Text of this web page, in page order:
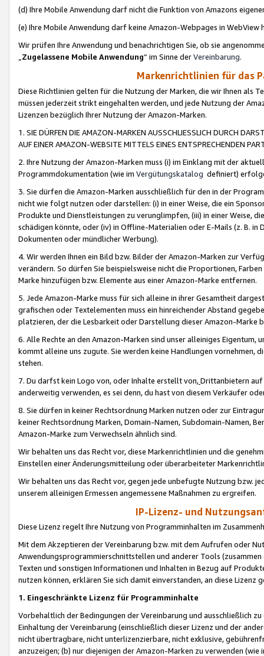
(d) Ihre Mobile Anwendung darf nicht die Funktion von Amazons
(e) Ihre Mobile Anwendung darf keine Amazon-Webpages in WebView
Wir prüfen Ihre Anwendung und benachrichtigen Sie, ob sie
„Zugelassene Mobile Anwendung“ im Sinne derVereinbarung.
Markenrichtlinien für das
Diese Richtlinien gelten für die Nutzung der Marken, die wir Ihnen als
müssen jederzeit strikt eingehalten werden, und jede Nutzung der
Lizenzen bezüglich Ihrer Nutzung der Amazon-Marken.
1. SIE DÜRFEN DIE AMAZON-MARKEN AUSSCHLIESSLICH DURCH
AUF EINER AMAZON-WEBSITE MITTELS EINES ENTSPRECHENDEN
2. Ihre Nutzung der Amazon-Marken muss (i) im Einklang mit der
Programmdokumentation (wie im Vergütungskatalog definiert)
3. Sie dürfen die Amazon-Marken ausschließlich für den in der
nicht wie folgt nutzen oder darstellen: (i) in einer Weise, die ein
Produkte und Dienstleistungen zu verunglimpfen, (iii) in einer Weise,
schädigen könnte, oder (iv) in Offline-Materialien oder E-Mails (z. B. in
Dokumenten oder mündlicher Werbung).
4. Wir werden Ihnen ein Bild bzw. Bilder der Amazon-Marken zur
verändern. So dürfen Sie beispielsweise nicht die Proportionen,
Marke hinzufügen bzw. Elemente aus einer Amazon-Marke entfernen.
5. Jede Amazon-Marke muss für sich alleine in ihrer Gesamtheit
grafischen oder Textelementen muss ein hinreichender Abstand
platzieren, der die Lesbarkeit oder Darstellung dieser Amazon-Marke
6. Alle Rechte an den Amazon-Marken sind unser alleiniges
kommt alleine uns zugute. Sie werden keine Handlungen vornehmen,
stehen.
7. Du darfst kein Logo von, oder Inhalte erstellt von,Drittanbietern auf
anderweitig verwenden, es sei denn, du hast von diesem Verkäufer
8. Sie dürfen in keiner Rechtsordnung Marken nutzen oder zur
keiner Rechtsordnung Marken, Domain-Namen, Subdomain-Namen,
Amazon-Marke zum Verwechseln ähnlich sind.
Wir behalten uns das Recht vor, diese Markenrichtlinien und die
Einstellen einer Änderungsmitteilung oder überarbeiteter
Wir behalten uns das Recht vor, gegen jede unbefugte Nutzung bzw.
unserem alleinigen Ermessen angemessene Maßnahmen zu ergreifen.
IP-Lizenz- und
Diese Lizenz regelt Ihre Nutzung von Programminhalten im
Mit dem Akzeptieren der Vereinbarung bzw. mit dem Aufrufen oder
Anwendungsprogrammierschnittstellen und anderer Tools (zusammen
Texten und sonstigen Informationen und Inhalten in Bezug auf
nutzen können, erklären Sie sich damit einverstanden, an diese Lizenz
1. Eingeschränkte Lizenz für Programminhalte
Vorbehaltlich der Bedingungen der Vereinbarung und ausschließlich
Einhaltung der Vereinbarung (einschließlich dieser Lizenz und der
nicht übertragbare, nicht unterlizenzierbare, nicht exklusive,
anzuzeigen; (b) nur diejenigen der Amazon-Marken zu verwenden